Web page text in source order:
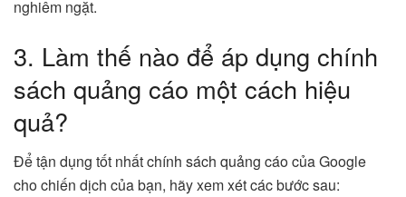
nghiêm ngặt.
3. Làm thế nào để áp dụng chính
sách quảng cáo một cách hiệu
quả?
Để tận dụng tốt nhất chính sách quảng cáo của Google
cho chiến dịch của bạn, hãy xem xét các bước sau: